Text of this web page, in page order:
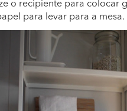
o recipiente para colocar
para levar para a mesa.